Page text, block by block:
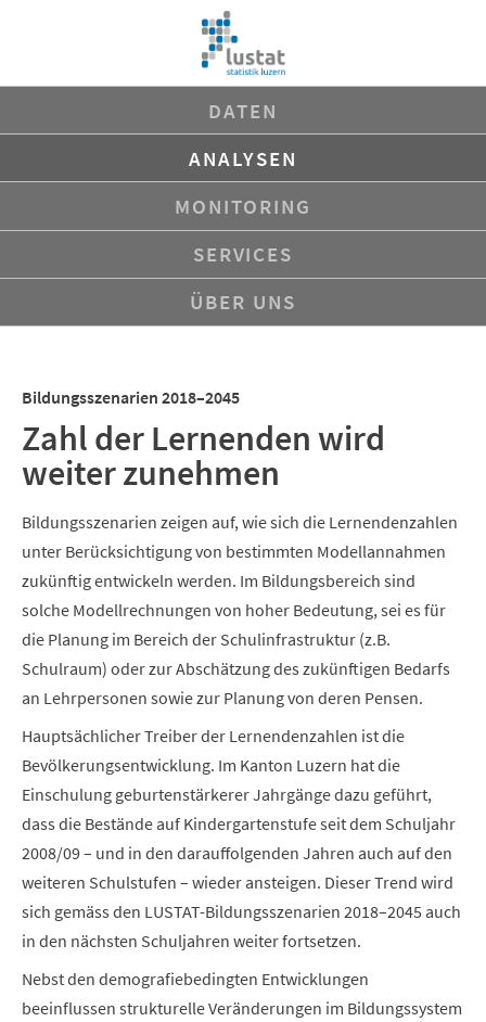
DATEN
ANALYSEN
MONITORING
SERVICES
ÜBER UNS
Bildungsszenarien 2018–2045
Zahl der Lernenden wird
weiter zunehmen
Bildungsszenarien zeigen auf, wie sich die Lernendenzahlen
unter Berücksichtigung von bestimmten Modellannahmen
zukünftig entwickeln werden. Im Bildungsbereich sind
solche Modellrechnungen von hoher Bedeutung, sei es für
die Planung im Bereich der Schulinfrastruktur (z.B.
Schulraum) oder zur Abschätzung des zukünftigen Bedarfs
an Lehrpersonen sowie zur Planung von deren Pensen.
Hauptsächlicher Treiber der Lernendenzahlen ist die
Bevölkerungsentwicklung. Im Kanton Luzern hat die
Einschulung geburtenstärkerer Jahrgänge dazu geführt,
dass die Bestände auf Kindergartenstufe seit dem Schuljahr
2008/09 – und in den darauffolgenden Jahren auch auf den
weiteren Schulstufen – wieder ansteigen. Dieser Trend wird
sich gemäss den LUSTAT-Bildungsszenarien 2018–2045 auch
in den nächsten Schuljahren weiter fortsetzen.
Nebst den demografiebedingten Entwicklungen
beeinflussen strukturelle Veränderungen im Bildungssystem